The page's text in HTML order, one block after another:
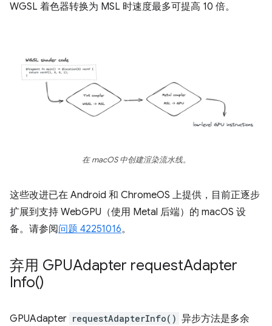
WGSL 着色器转换为 MSL 时速度最多可提高 10 倍。
在 macOS 中创建渲染流水线。
这些改进已在 Android 和 ChromeOS 上提供，目前正逐步
扩展到支持 WebGPU（使用 Metal 后端）的 macOS 设
备。请参阅问题 42251016。
弃用 GPUAdapter requestAdapter
Info()
GPUAdapter requestAdapterInfo() 异步方法是多余